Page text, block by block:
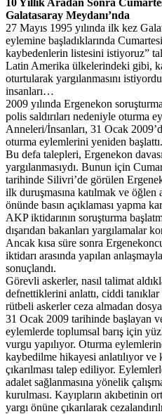
Galatasaray Meydanı’nda
27 Mayıs 1995 yılında ilk kez
eylemine başladıklarında
kaybedenlerin listesini istiyoruz”
Latin Amerika ülkelerindeki gibi,
oturtularak yargılanmasını
insanları…
2009 yılında Ergenekon
polis saldırıları nedeniyle oturma
Anneleri/İnsanları, 31 Ocak
oturma eylemlerini yeniden başlattı.
Bu defa talepleri, Ergenekon
yargılanmasıydı. Bunun için
tarihinde Silivri’de görülen
ilk duruşmasına katılmak ve öğlen
önünde basın açıklaması yapma
AKP iktidarının soruşturma
dışarıdan bakanları yargılamalar
Ancak kısa süre sonra
iktidarı arasında yapılan
sonuçlandı.
Görevli askerler, nasıl talimat
defnettiklerini anlattı, ciddi
rütbeli askerler ceza almadan dosya
31 Ocak 2009 tarihinde başlayan
eylemlerde toplumsal barış için
vurgu yapılıyor. Oturma
kaybedilme hikayesi anlatılıyor ve
çıkarılması talep ediliyor.
adalet sağlanmasına yönelik
kurulması. Kayıpların akıbetinin
yargı önüne çıkarılarak